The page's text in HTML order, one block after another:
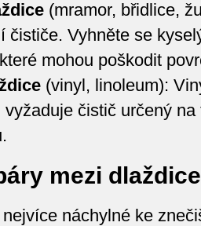
(mramor, břidlice,
čističe. Vyhněte se
mohou poškodit
(vinyl, linoleum):
vyžaduje čistič určený
mezi
náchylné ke